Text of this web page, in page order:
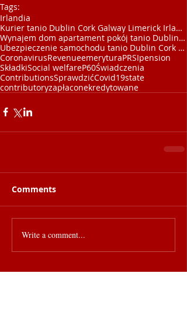
Tags:
Irlandia
Kurier tanio Dublin Cork Galway Limerick Irlandia
Wynajem dom apartament pokój tanio Dublin Cork Gal
Ubezpieczenie samochodu tanio Dublin Cork Galway L
CoronavirusRevenueemeryturaPRSIpension
SkładkiSocial welfareP60Świadczenia
ContributionsSprawdzićCovid19state
contributoryzapłaconekredytowane
Comments
Write a comment...